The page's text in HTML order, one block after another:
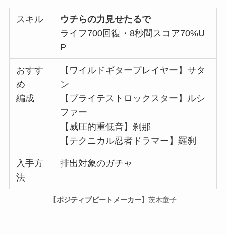
スキル
ウチらの力見せたるで
ライフ700回復・8秒間スコア70%U
P
おすす
め
編成
【ワイルドギタープレイヤー】サタ
ン
【ブライテストロックスター】ルシ
ファー
【威圧的重低音】刹那
【テクニカル忍者ドラマー】羅刹
入手方
法
排出対象のガチャ
【ポジティブビートメーカー】 茨木童子